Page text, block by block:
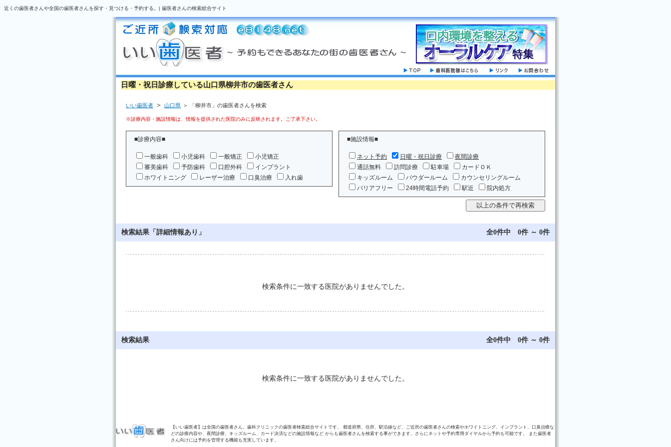
近くの歯医者さんや全国の歯医者さんを探す・見つける・予約する。| 歯医者さんの検索総合サイト
日曜・祝日診療している山口県柳井市の歯医者さん
いい歯医者 ＞ 山口県 ＞ 「柳井市」の歯医者さんを検索
※診療内容・施設情報は、情報を提供された医院のみに反映されます。ご了承下さい。
■診療内容■
一般歯科 小児歯科 一般矯正
小児矯正
審美歯科
予防歯科 口腔外科
インプラント
ホワイトニング
レーザー治療 口臭治療 入れ歯
■施設情報■
ネット予約 日曜・祝日診療
夜間診療
通話無料
訪問診療 駐車場
カードＯＫ
キッズルーム
パウダールーム
カウンセリングルーム
バリアフリー
24時間電話予約 駅近 院内処方
検索結果「詳細情報あり」 全0件中 0件 ～ 0件
検索条件に一致する医院がありませんでした。
検索結果 全0件中 0件 ～ 0件
検索条件に一致する医院がありませんでした。
【いい歯医者】は全国の歯医者さん、歯科クリニックの歯医者検索総合サイトです。 都道府県、住所、駅沿線など、ご近所の歯医者さんの検索やホワイトニング、インプラント、口臭治療な
どの診療内容や、夜間診療、キッズルーム、カード決済などの施設情報など からも歯医者さんを検索する事ができます。さらにネットや予約専用ダイヤルから予約も可能です。 また歯医者
さん向けには予約を管理する機能も充実しています。